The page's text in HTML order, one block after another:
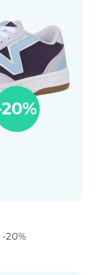
-20%